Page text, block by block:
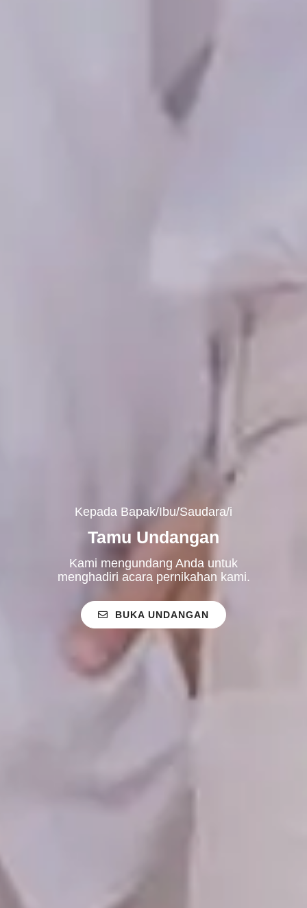
Kepada Bapak/Ibu/Saudara/i
Tamu Undangan
Kami mengundang Anda untuk
menghadiri acara pernikahan kami.
BUKA UNDANGAN